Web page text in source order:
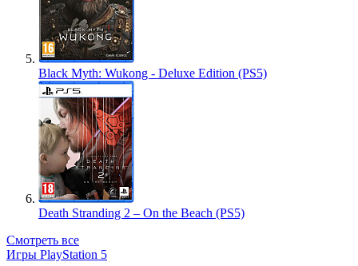
Black Myth: Wukong - Deluxe Edition (PS5)
Death Stranding 2 – On the Beach (PS5)
Смотреть все
Игры PlayStation 5